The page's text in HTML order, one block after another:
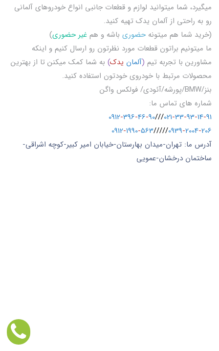
میگیرد، شما میتوانید لوازم و قطعات جانبی انواع خودروهای آلمانی
رو به راحتی از آلمان یدک تهیه کنید.
(خرید شما هم میتونه حضوری باشه و هم غیر حضوری)
ما میتونیم براتون قطعات مورد نظرتون رو ارسال کنیم و اینکه
مشاورین با تجربه تیم (آلمان یدک) به شما کمک میکنن تا از بهترین
محصولات مرتبط با خودروی خودتون استفاده کنید.
بنز/BMW/پورشه/آئودی/ فولکس واگن
شماره های تماس ما:
021-33-93-14-91
///
0912-396-46-90
0939-2004-206
/////
0912-1990-563
آدرس ما: تهران-میدان بهارستان-خیابان امیر کبیر-کوچه اشراقی-
ساختمان درخشان-عمویی